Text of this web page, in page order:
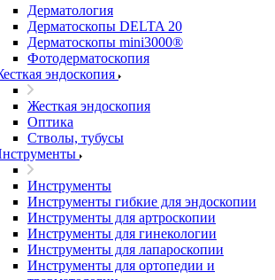
Дерматология
Дерматоскопы DELTA 20
Дерматоскопы mini3000®
Фотодерматоскопия
эндоскопия
Жесткая эндоскопия
Оптика
Стволы, тубусы
Инструменты
Инструменты гибкие для эндоскопии
Инструменты для артроскопии
Инструменты для гинекологии
Инструменты для лапароскопии
Инструменты для ортопедии и